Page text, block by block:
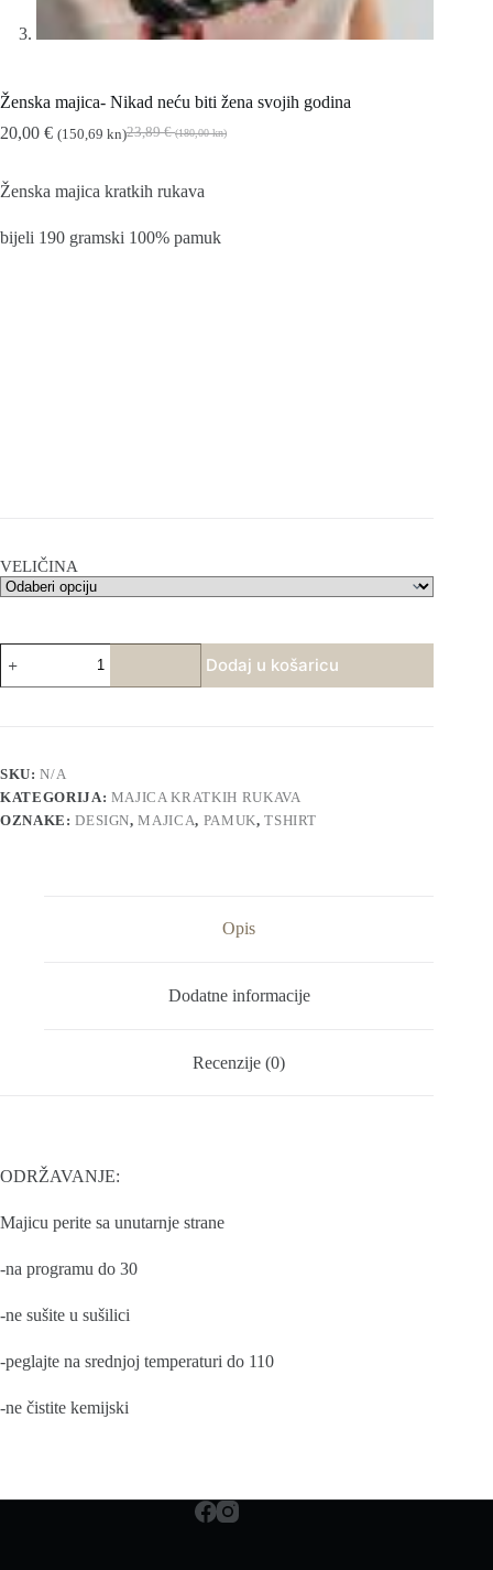
Ženska majica- Nikad neću biti žena svojih godina
23,89€ (180,00 kn)
Izvorna
je:
(180,00
20,00 € (150,69 kn)Trenutna
20,00 €
kn).
Ženska majica kratkih rukava
bijeli 190 gramski 100% pamuk
VELIČINA
Ženska
majica-
Nikad
godina
količina
Dodaj u košaricu
SKU:N/A
KATEGORIJA: MAJICA KRATKIH RUKAVA
OZNAKE:DESIGN,MAJICA, PAMUK,TSHIRT
Opis
Dodatne informacije
Recenzije (0)
ODRŽAVANJE:
Majicu perite sa unutarnje strane
-na programu do 30
-ne sušite u sušilici
-peglajte na srednjoj temperaturi do 110
-ne čistite kemijski